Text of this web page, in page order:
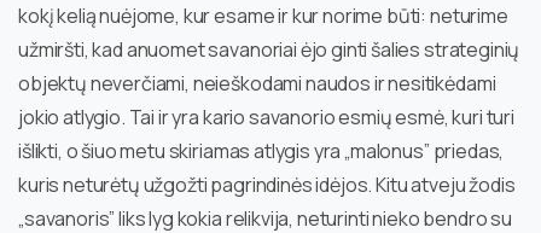
kokį kelią nuėjome, kur esame ir kur norime būti: neturime
užmiršti, kad anuomet savanoriai ėjo ginti šalies strateginių
objektų neverčiami, neieškodami naudos ir nesitikėdami
jokio atlygio. Tai ir yra kario savanorio esmių esmė, kuri turi
išlikti, o šiuo metu skiriamas atlygis yra „malonus” priedas,
kuris neturėtų užgožti pagrindinės idėjos. Kitu atveju žodis
„savanoris” liks lyg kokia relikvija, neturinti nieko bendro su